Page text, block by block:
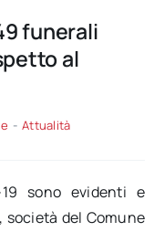
funerali
al
- Attualità
sono evidenti e
società del Comune